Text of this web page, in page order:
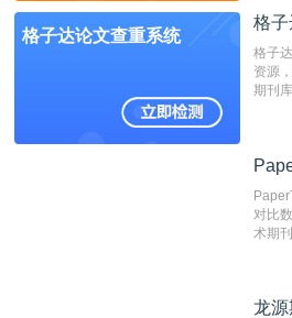
编辑
测时
表文
格子达论文查重系统
格
格子
资源
期刊
系统
对比
术期
对，
龙